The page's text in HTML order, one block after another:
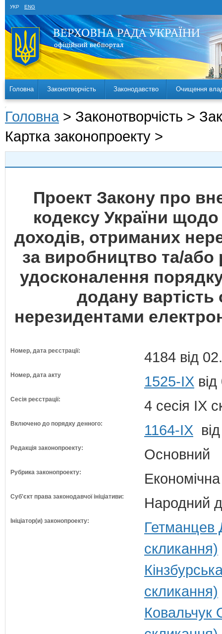
УКР ENG
Головна Законотворчість Законодавство Очищення
Головна > Законотворчість >
Картка законопроекту >
Проект Закону про
кодексу України
доходів, отриманих
за виробництво та/
удосконалення
додану вартість
нерезидентами
Номер, дата реєстрації: 4184 від
Номер, дата акту 1525-IX
Сесія реєстрації: 4 сесія IX
Включено до порядку денного: 1164-ІХ
Редакція законопроекту: Основний
Рубрика законопроекту:
Суб'єкт права законодавчої ініціативи: Народний
Ініціатор(и) законопроекту:
Гетманцев
скликання)
скликання)
Ковальчук